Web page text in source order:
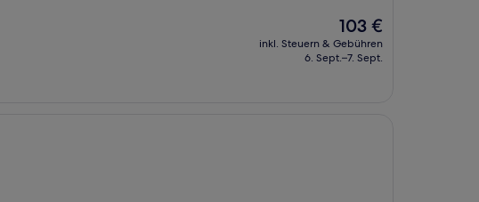
Der
Preis
beträgt
103 €
inkl. Steuern & Gebühren
6. Sept.–7. Sept.